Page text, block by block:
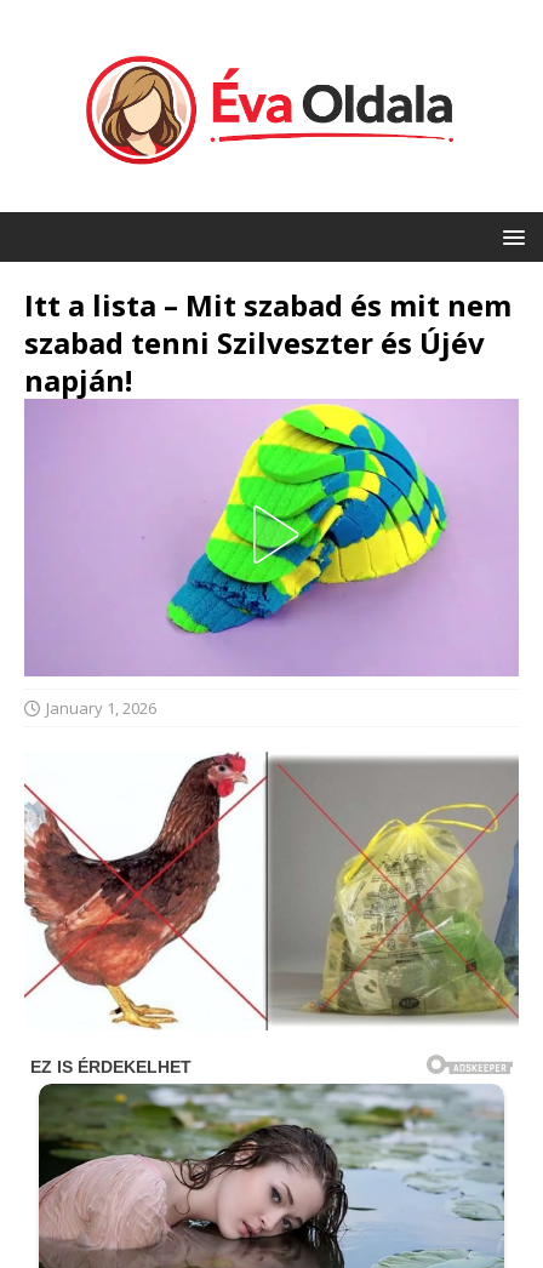
Itt a lista – Mit szabad és mit nem
szabad tenni Szilveszter és Újév
napján!
January 1, 2026